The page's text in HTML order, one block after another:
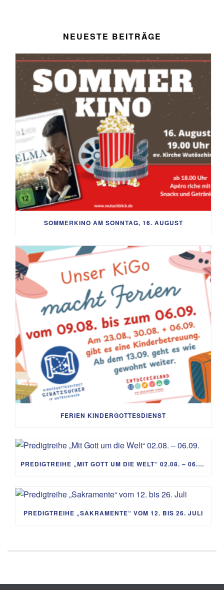
NEUESTE BEITRÄGE
SOMMERKINO AM SONNTAG, 16. AUGUST
FERIEN KINDERGOTTESDIENST
PREDIGTREIHE „MIT GOTT UM DIE WELT“ 02.08. – 06.09.
PREDIGTREIHE „SAKRAMENTE“ VOM 12. BIS 26. JULI